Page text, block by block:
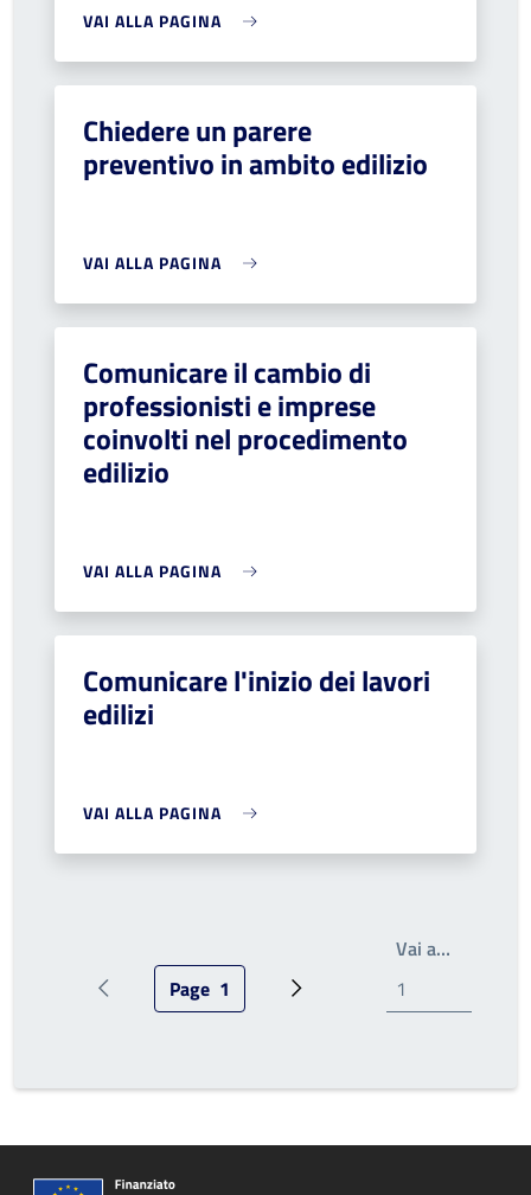
VAI ALLA PAGINA
Chiedere un parere
preventivo in ambito edilizio
VAI ALLA PAGINA
Comunicare il cambio di
professionisti e imprese
coinvolti nel procedimento
edilizio
VAI ALLA PAGINA
Comunicare l'inizio dei lavori
edilizi
VAI ALLA PAGINA
Pagina precedentePagina attuale
Page 1 Prossima pagina
Vai a…Write the